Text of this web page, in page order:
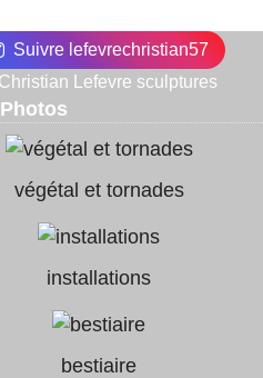
Suivre lefevrechristian57
végétal et tornades
installations
bestiaire